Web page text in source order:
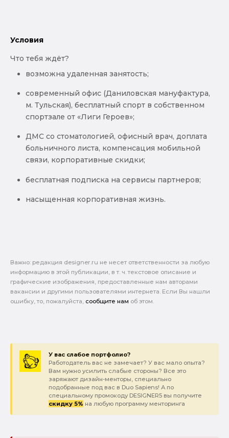
Условия
Что тебя ждёт?
возможна удаленная занятость;
cовременный офис (Даниловская мануфактура,
м. Тульская), бесплатный спорт в собственном
спортзале от «Лиги Героев»;
ДМС со стоматологией, офисный врач, доплата
больничного листа, компенсация мобильной
связи, корпоративные скидки;
бесплатная подписка на сервисы партнеров;
насыщенная корпоративная жизнь.
Важно: pедакция designer.ru не несет ответственности за любую
информацию в этой публикации, в т. ч. текстовое описание и
графические изображения, предоставленные нам авторами
вакансии и другими пользователями интернета. Если Вы нашли
ошибку, то, пожалуйста, сообщите нам об этом.
У вас слабое портфолио?
Работодатель вас не замечает? У вас мало опыта?
Вам нужно усилить слабые стороны? Все это
заряжают дизайн-менторы, специально
подобранные под вас в Duo Sapiens! А по
специальному промокоду DESIGNER5 вы получите
скидку 5% на любую программу менторинга